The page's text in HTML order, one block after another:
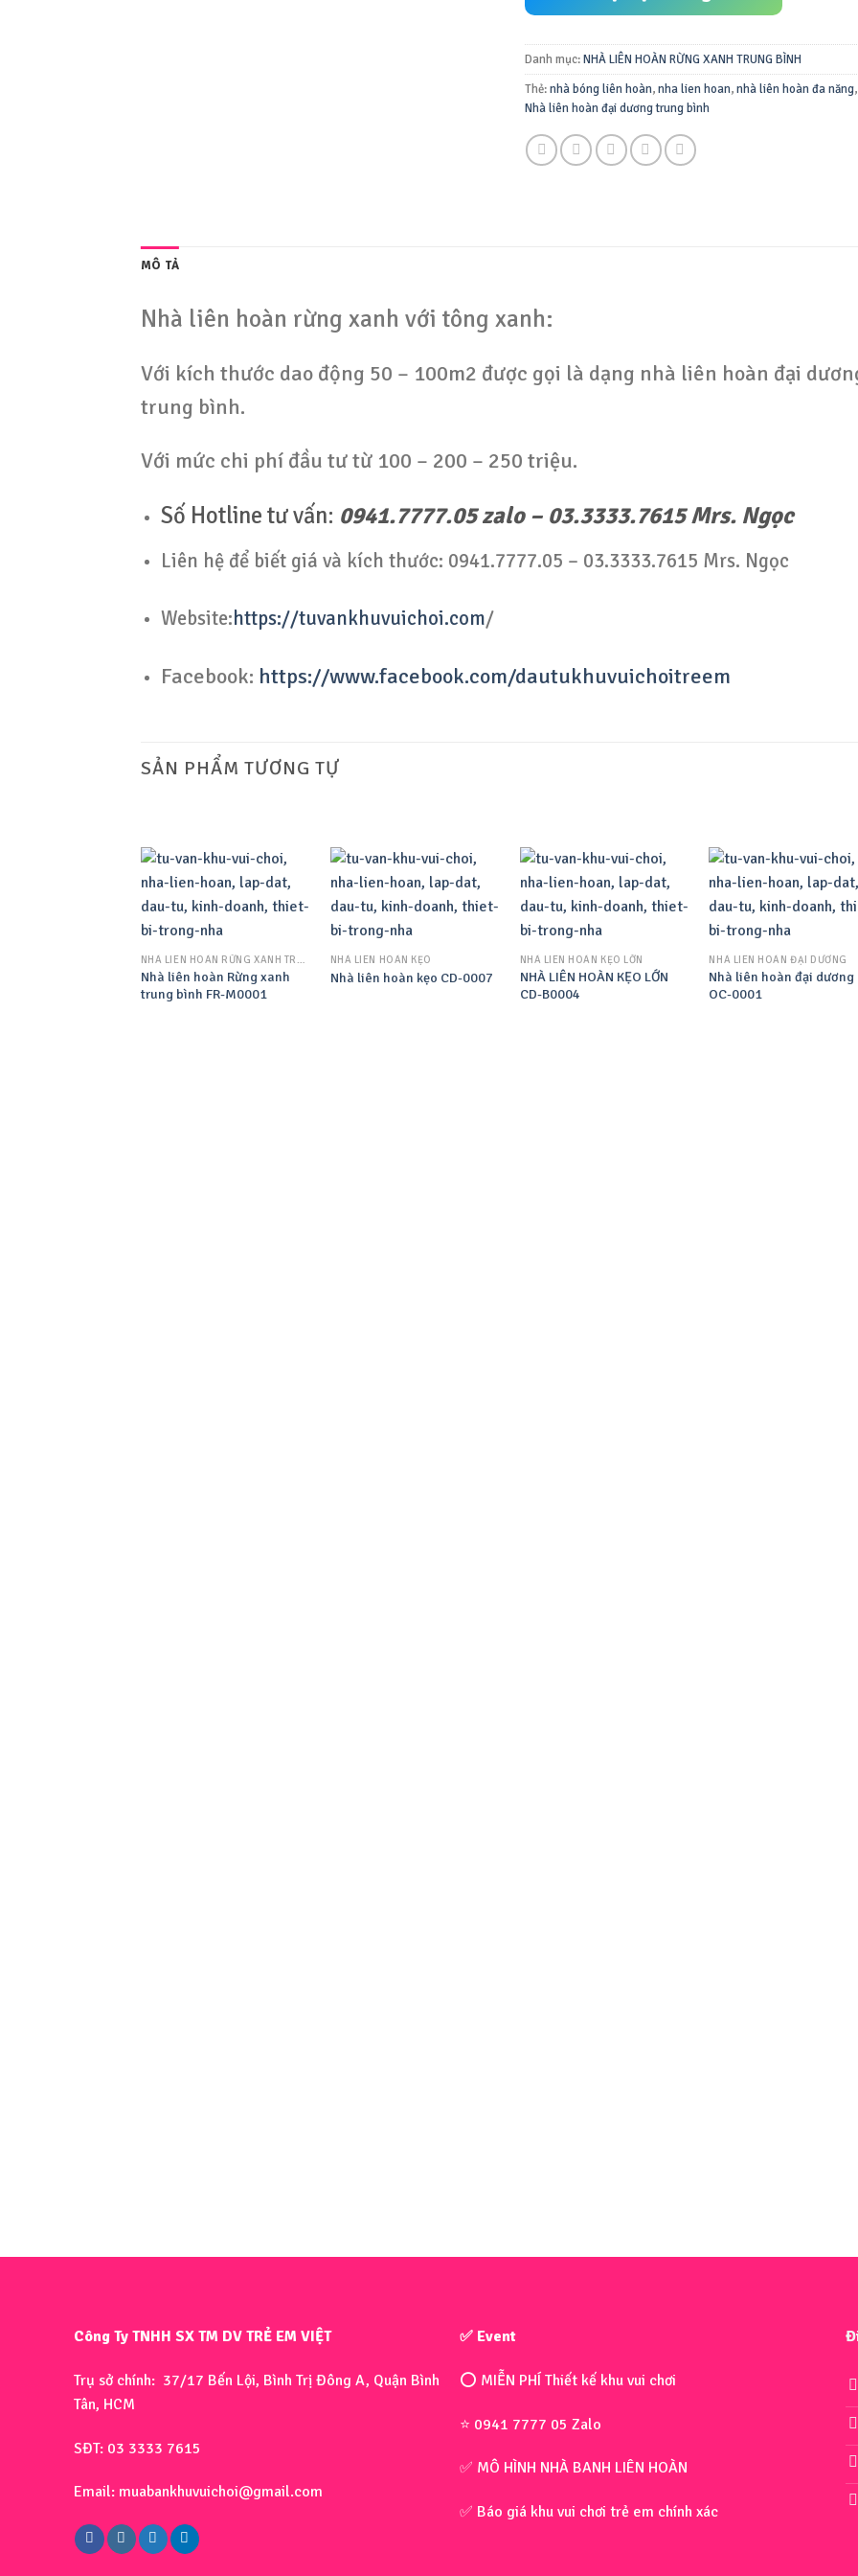
Danh mục:NHÀ LIÊN HOÀN RỪNG XANH TRUNG BÌNH
Thẻ:nhà bóng liên hoàn,nha lien hoan,nhà liên hoàn đa năng,
Nhà liên hoàn đại dương trung bình
MÔ TẢ
Nhà liên hoàn rừng xanh với tông xanh:
Với kích thước dao động 50 – 100m2 được gọi là dạng nhà liên hoàn đại
trung bình.
Với mức chi phí đầu tư từ 100 – 200 – 250 triệu.
Số Hotline tư vấn: 0941.7777.05 zalo – 03.3333.7615 Mrs. Ngọc
Liên hệ để biết giá và kích thước: 0941.7777.05 – 03.3333.7615 Mrs. Ngọc
Website:https://tuvankhuvuichoi.com/
Facebook: https://www.facebook.com/dautukhuvuichoitreem
SẢN PHẨM TƯƠNG TỰ
Nhà liên hoàn Rừng xanh
trung bình FR-M0001
NHÀ LIÊN HOÀN KẸO
Nhà liên hoàn kẹo CD-0007
NHÀ LIÊN HOÀN KẸO LỚN
NHÀ LIÊN HOÀN KẸO LỚN
CD-B0004
NHÀ LIÊN HOÀN ĐẠI DƯƠNG
Nhà liên hoàn đại dương
OC-0001
Công Ty TNHH SX TM DV TRẺ EM VIỆT
Trụ sở chính: 37/17 Bến Lội, Bình Trị Đông A, Quận Bình
Tân, HCM
SĐT: 03 3333 7615
Email: muabankhuvuichoi@gmail.com
✅ Event
⭕ MIỄN PHÍ Thiết kế khu vui chơi
⭐ 0941 7777 05 Zalo
✅ MÔ HÌNH NHÀ BANH LIÊN HOÀN
✅ Báo giá khu vui chơi trẻ em chính xác